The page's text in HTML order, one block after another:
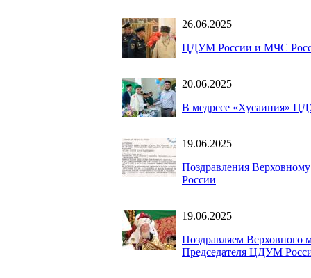
26.06.2025
ЦДУМ России и МЧС
20.06.2025
В медресе «Хусаиния»
19.06.2025
Поздравления
России
19.06.2025
Поздравляем Верховного
Председателя ЦДУМ